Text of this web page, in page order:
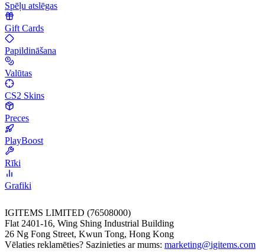
Spēļu atslēgas
Gift Cards
Papildināšana
Valūtas
CS2 Skins
Preces
PlayBoost
Rīki
Grafiki
IGITEMS LIMITED (76508000)
Flat 2401-16, Wing Shing Industrial Building
26 Ng Fong Street, Kwun Tong, Hong Kong
Vēlaties reklamēties? Sazinieties ar mums: marketing@igitems.com